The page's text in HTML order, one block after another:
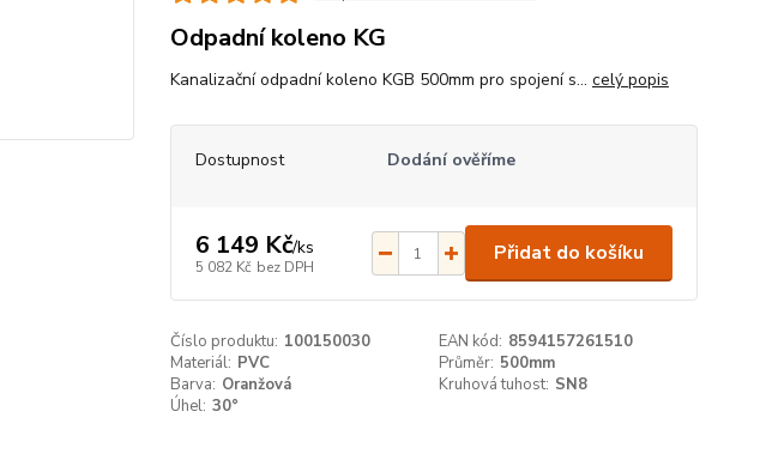
Odpadní koleno KG
Kanalizační odpadní koleno KGB 500mm pro spojení s... celý popis
Dostupnost Dodání ověříme
6 149 Kč/ks
5 082 Kč bez DPH
Přidat do košíku
Číslo produktu: 100150030 EAN kód: 8594157261510
Materiál: PVC Průměr: 500mm
Barva: Oranžová Kruhová tuhost: SN8
Úhel: 30°